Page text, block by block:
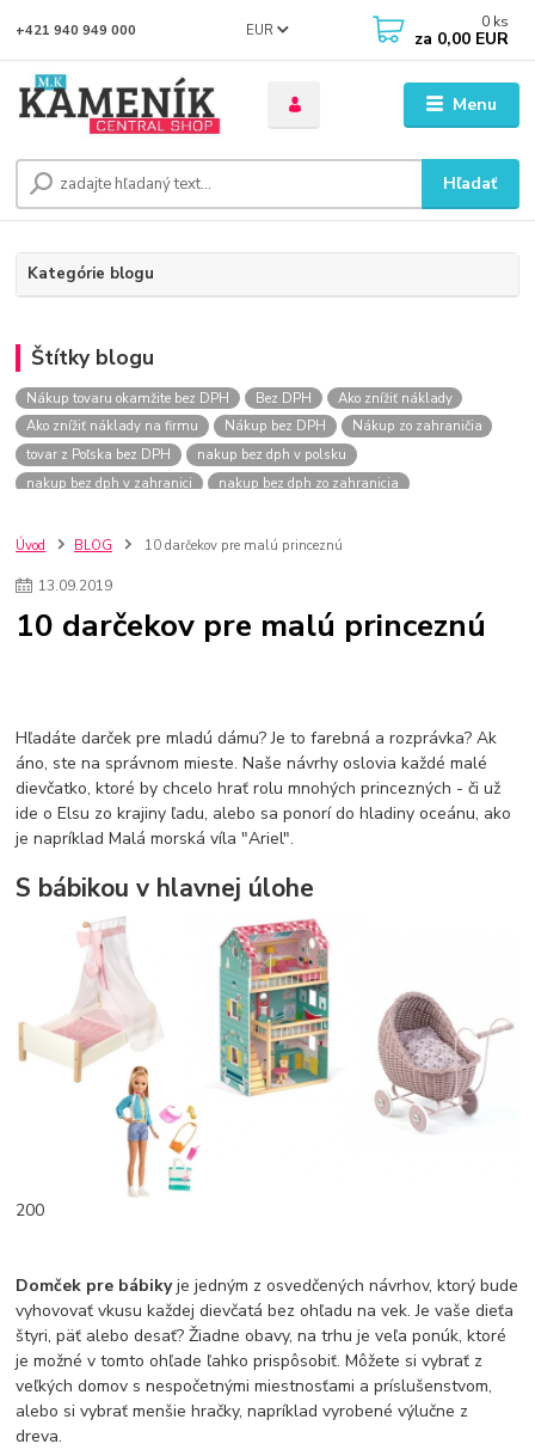
Menu
EUR
Hľadať
+421 940 949 000 0 ks
za 0,00 EUR
Kategórie blogu
Štítky blogu
Nákup tovaru okamžite bez DPH Bez DPH
Ako znížiť náklady
Ako znížiť náklady na firmu
Nákup bez DPH
Nákup zo zahraničia
tovar z Poľska bez DPH
nakup bez dph v polsku
nakup bez dph v zahranici
nakup bez dph zo zahranicia
szco nakup bez dph
Smart hodinky pre deti
Plyšový macovia
Lego Star Wars
Darčeky na Vianoce 2019
L.O.L. Surprise bábiky
L.O.L. Surprise autíčka
L.O.L. Surprise zvieratká
L.O.L. Surprise hračky
L.O.L. Surprise domčeky
L.O.L. Surprise postavičky
L.O.L. Surprise zberateľské figúrky
L.O.L. OMG L.O.L. OMG Bábiky
Úvod BLOG 10 darčekov pre malú princeznú
13.09.2019
10 darčekov pre malú princeznú
Hľadáte darček pre mladú dámu? Je to farebná a rozprávka? Ak
áno, ste na správnom mieste. Naše návrhy oslovia každé malé
dievčatko, ktoré by chcelo hrať rolu mnohých princezných - či už
ide o Elsu zo krajiny ľadu, alebo sa ponorí do hladiny oceánu, ako
je napríklad Malá morská víla "Ariel".
S bábikou v hlavnej úlohe
200
Domček pre bábikyje jedným z osvedčených návrhov, ktorý bude
vyhovovať vkusu každej dievčatá bez ohľadu na vek. Je vaše dieťa
štyri, päť alebo desať? Žiadne obavy, na trhu je veľa ponúk, ktoré
je možné v tomto ohľade ľahko prispôsobiť. Môžete si vybrať z
veľkých domov s nespočetnými miestnosťami a príslušenstvom,
alebo si vybrať menšie hračky, napríklad vyrobené výlučne z
dreva.